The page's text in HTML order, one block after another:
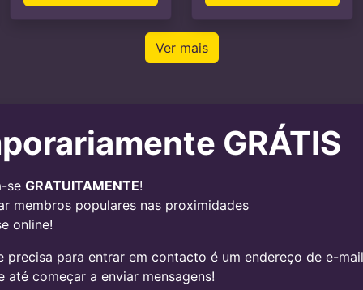
Ver mais
GRÁTIS
se GRATUITAMENTE!
membros populares nas proximidades
online!
precisa para entrar em contacto é um endereço de e-
até começar a enviar mensagens!